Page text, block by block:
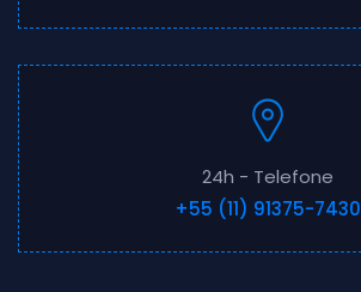
24h - Telefone
+55 (11) 91375-7430